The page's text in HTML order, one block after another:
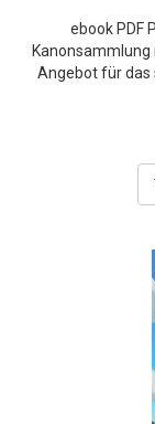
ebook PDF
Kanonsammlung
Angebot für das